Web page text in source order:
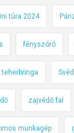
túra 2024
fényszóró
teherbringa
zajvédő fal
munkagép